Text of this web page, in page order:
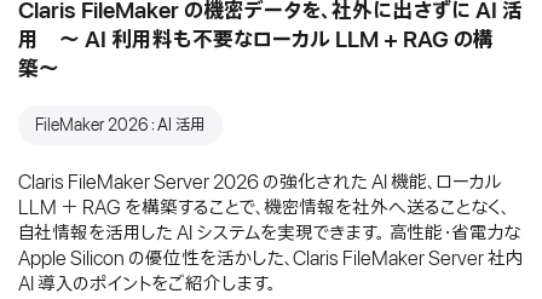
Claris FileMaker の機密データを、社外に出さずに AI 活
用 〜 AI 利用料も不要なローカル LLM + RAG の構
築〜
FileMaker 2026：AI 活用
Claris FileMaker Server 2026 の強化された AI 機能、ローカル
LLM ＋ RAG を構築することで、機密情報を社外へ送ることなく、
自社情報を活用した AI システムを実現できます。 高性能・省電力な
Apple Silicon の優位性を活かした、Claris FileMaker Server 社内
AI 導入のポイントをご紹介します。